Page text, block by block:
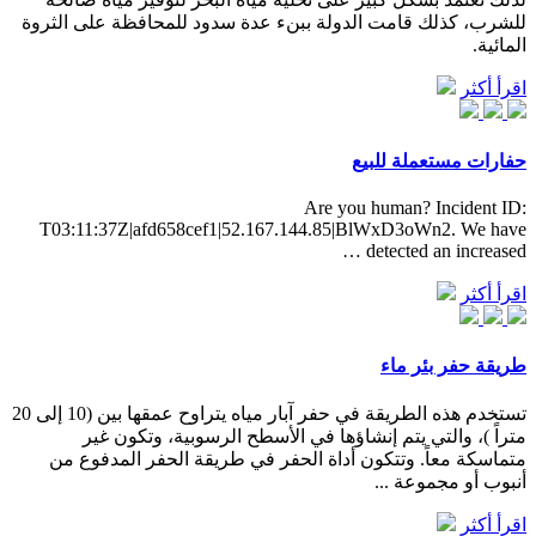
للشرب، كذلك قامت الدولة ببنء عدة سدود للمحافظة على الثروة
المائية.
اقرأ أكثر
حفارات مستعملة للبيع
Are you human? Incident ID:
T03:11:37Z|afd658cef1|52.167.144.85|BlWxD3oWn2. We have
detected an increased …
اقرأ أكثر
طريقة حفر بئر ماء
تستخدم هذه الطريقة في حفر آبار مياه يتراوح عمقها بين (10 إلى 20
متراً )، والتي يتم إنشاؤها في الأسطح الرسوبية، وتكون غير
متماسكة معاً. وتتكون أداة الحفر في طريقة الحفر المدفوع من
أنبوب أو مجموعة ...
اقرأ أكثر